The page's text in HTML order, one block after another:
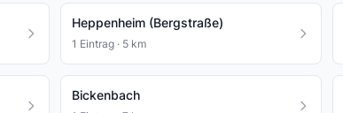
Heppenheim (Bergstraße)
1 Eintrag · 5 km
Bickenbach